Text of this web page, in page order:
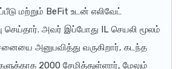
மற்றும் BeFit உடன் எலிவேட்
அவர் இப்போது IL செயலி மூலம்
அனுபவித்து வருகிறார், கடந்த
2000 சேமித்துள்ளார், மேலும்